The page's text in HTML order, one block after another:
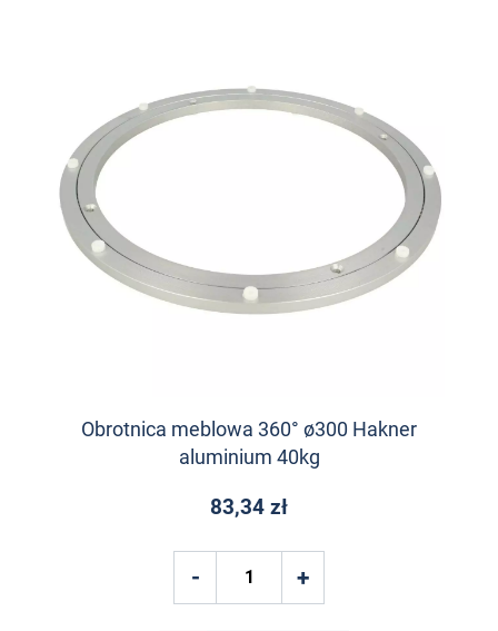
Obrotnica meblowa 360° ø300 Hakner
aluminium 40kg
83,34 zł